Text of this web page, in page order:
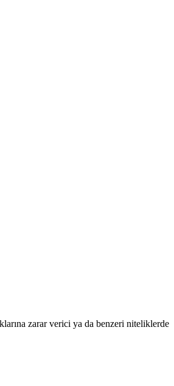
zarar verici ya da benzeri niteliklerde